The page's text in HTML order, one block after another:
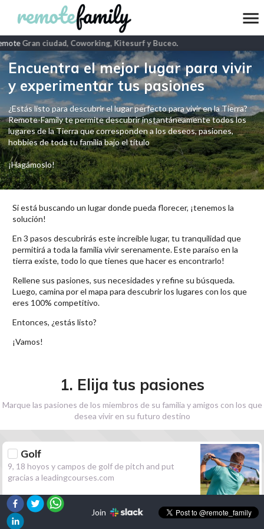
Gran ciudad, Coworking, Kitesurf y Buceo.
Encuentra el mejor lugar para vivir
y experimentar tus pasiones
¿Estás listo para descubrir el lugar perfecto para vivir en la Tierra?
Remote-Family te permite descubrir instantáneamente todos los
lugares de la Tierra que corresponden a los deseos, pasiones,
hobbies de toda tu familia bajo el título
¡Hagámoslo!
Si está buscando un lugar donde pueda florecer, ¡tenemos la
solución!
En 3 pasos descubrirás este increíble lugar, tu tranquilidad que
permitirá a toda la familia vivir serenamente. Este paraíso en la
tierra existe, todo lo que tienes que hacer es encontrarlo!
Rellene sus pasiones, sus necesidades y refine su búsqueda.
Luego, camina por el mapa para descubrir los lugares con los que
eres 100% competitivo.
Entonces, ¿estás listo?
¡Vamos!
1. Elija tus pasiones
Marque las pasiones de los miembros de su familia y amigos con los que
desea vivir en su futuro destino
Golf
9, 18 hoyos y campos de golf de pitch and put
gracias a leadingcourses.com
Senderismo
Join